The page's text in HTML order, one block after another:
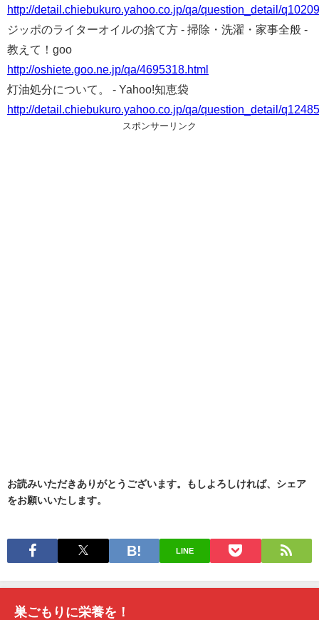
http://detail.chiebukuro.yahoo.co.jp/qa/question_detail/
ジッポのライターオイルの捨て方 - 掃除・洗濯・家事全般 -
教えて！goo
http://oshiete.goo.ne.jp/qa/4695318.html
灯油処分について。 - Yahoo!知恵袋
http://detail.chiebukuro.yahoo.co.jp/qa/question_detail/
スポンサーリンク
お読みいただきありがとうございます。もしよろしければ、シェア
をお願いいたします。
LINE
巣ごもりに栄養を！